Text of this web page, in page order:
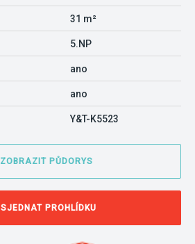
31 m²
5.NP
ano
ano
Y&T-K5523
ZOBRAZIT PŮDORYS
SJEDNAT PROHLÍDKU